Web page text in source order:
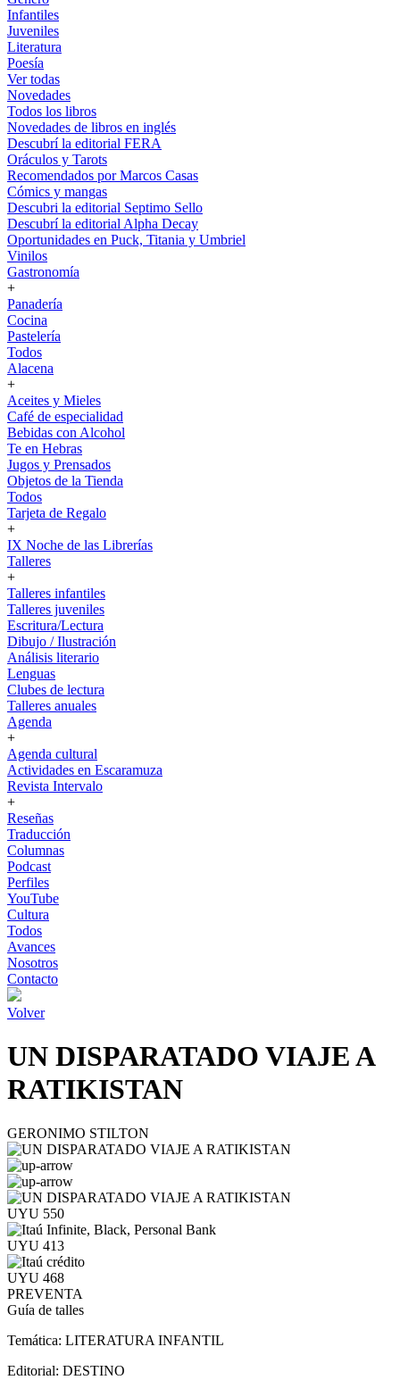
Infantiles
Juveniles
Literatura
Poesía
Ver todas
Novedades
Todos los libros
Novedades de libros en inglés
Descubrí la editorial FERA
Oráculos y Tarots
Recomendados por Marcos Casas
Cómics y mangas
Descubri la editorial Septimo Sello
Descubrí la editorial Alpha Decay
Oportunidades en Puck, Titania y Umbriel
Vinilos
Gastronomía
+
Panadería
Cocina
Pastelería
Todos
Alacena
+
Aceites y Mieles
Café de especialidad
Bebidas con Alcohol
Te en Hebras
Jugos y Prensados
Objetos de la Tienda
Todos
Tarjeta de Regalo
+
IX Noche de las Librerías
Talleres
+
Talleres infantiles
Talleres juveniles
Escritura/Lectura
Dibujo / Ilustración
Análisis literario
Lenguas
Clubes de lectura
Talleres anuales
Agenda
+
Agenda cultural
Actividades en Escaramuza
Revista Intervalo
+
Reseñas
Traducción
Columnas
Podcast
Perfiles
YouTube
Cultura
Todos
Avances
Nosotros
Contacto
Volver
UN DISPARATADO VIAJE A
RATIKISTAN
GERONIMO STILTON
UYU 550
UYU 413
UYU 468
PREVENTA
Guía de talles
Temática: LITERATURA INFANTIL
Editorial: DESTINO